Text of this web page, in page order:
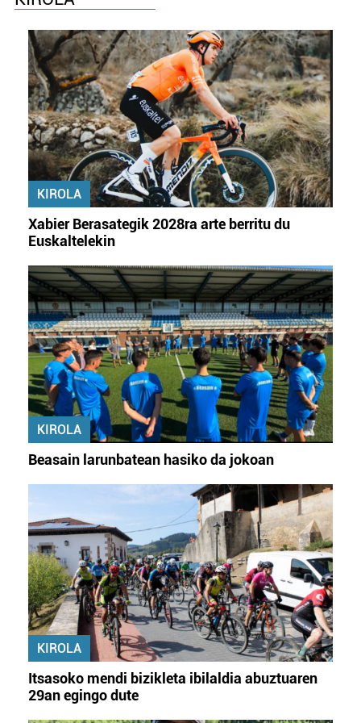
Webgune honek cookie propioak eta hirugarrenen cookie-
fitxategiak erabiltzen ditu. Zure esperientzia eta
zerbitzuak hobetzeko asmoz, cookie teknologiaz
baliatzen gara. Ohar hau onartuz gero, teknologia hori
erabiltzeko baimen esplizitua ematen diguzu.Gehiago
irakurri
KIROLA
Xabier Berasategik 2028ra arte berritu du
Euskaltelekin
KIROLA
Beasain larunbatean hasiko da jokoan
KIROLA
Itsasoko mendi bizikleta ibilaldia abuztuaren
29an egingo dute